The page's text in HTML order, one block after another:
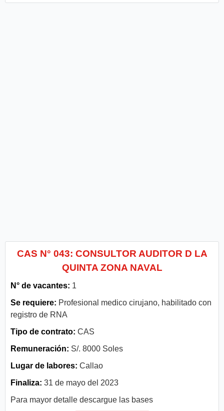
CAS N° 043: CONSULTOR AUDITOR D LA
QUINTA ZONA NAVAL
N° de vacantes: 1
Se requiere: Profesional medico cirujano, habilitado con
registro de RNA
Tipo de contrato: CAS
Remuneración: S/. 8000 Soles
Lugar de labores: Callao
Finaliza: 31 de mayo del 2023
Para mayor detalle descargue las bases